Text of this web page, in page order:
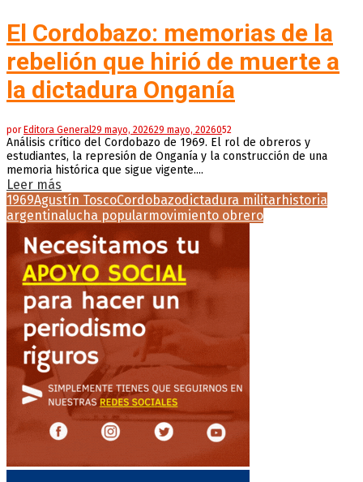
El Cordobazo: memorias de la
rebelión que hirió de muerte a
la dictadura Onganía
porEditora General29 mayo, 202629 mayo, 2026052
Análisis crítico del Cordobazo de 1969. El rol de obreros y
estudiantes, la represión de Onganía y la construcción de una
memoria histórica que sigue vigente....
Leer más
1969Agustín ToscoCordobazodictadura militarhistoria
argentinalucha popularmovimiento obrero